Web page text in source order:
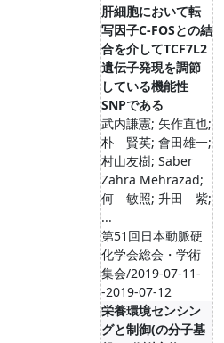
肝細胞において転
写因子C-FOSとの結
合を介してTCF7L2
遺伝子発現を調節
している機能性
SNPである
武内謙憲; 矢作直也;
朴 賢英; 會田雄一;
村山友樹; Saber
Zahra Mehrazad;
何 敏照; 升田 紫;
...
第51回日本動脈硬
化学会総会・学術
集会/2019-07-11-
-2019-07-12
栄養環境センシン
グと制御(の分子基